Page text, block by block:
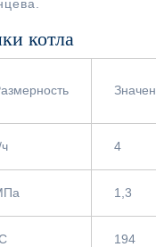
котла
4
1,3
194